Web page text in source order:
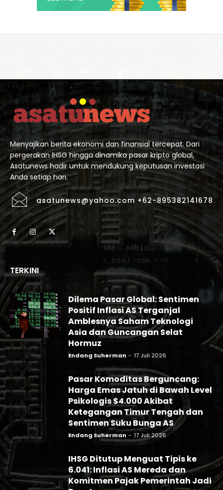
Menyajikan berita ekonomi dan finansial tercepat. Dari
pergerakan IHSG hingga dinamika pasar kripto global,
Asatunews hadir untuk mendukung keputusan investasi
Anda setiap hari.
asatunews@yahoo.com +62-895382141678
TERKINI
Dilema Pasar Global: Sentimen
Positif Inflasi AS Terganjal
Amblesnya Saham Teknologi
Asia dan Guncangan Selat
Hormuz
Endang Suherman - 17 Juli 2026
Pasar Komoditas Berguncang:
Harga Emas Jatuh di Bawah Level
Psikologis $4.000 Akibat
Ketegangan Timur Tengah dan
Sentimen Suku Bunga AS
Endang Suherman - 17 Juli 2026
IHSG Ditutup Menguat Tipis ke
6.041: Inflasi AS Mereda dan
Komitmen Pajak Pemerintah Jadi